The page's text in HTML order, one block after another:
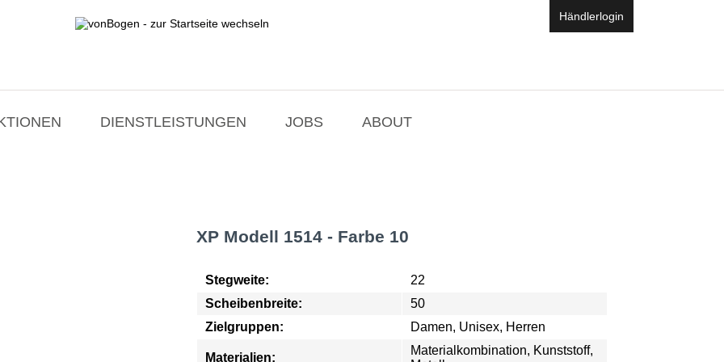
Händlerlogin
DIENSTLEISTUNGEN JOBS ABOUT
XP Modell 1514 - Farbe 10
Stegweite:
22
Scheibenbreite:
50
Zielgruppen:
Damen, Unisex, Herren
Materialien:
Materialkombination, Kunststoff,